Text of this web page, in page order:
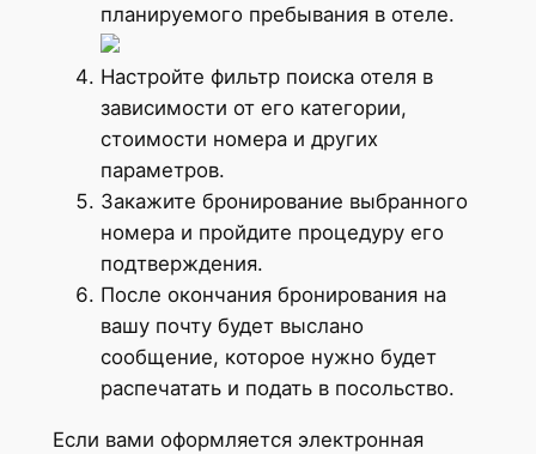
планируемого пребывания в отеле.
Настройте фильтр поиска отеля в
зависимости от его категории,
стоимости номера и других
параметров.
Закажите бронирование выбранного
номера и пройдите процедуру его
подтверждения.
После окончания бронирования на
вашу почту будет выслано
сообщение, которое нужно будет
распечатать и подать в посольство.
Если вами оформляется электронная